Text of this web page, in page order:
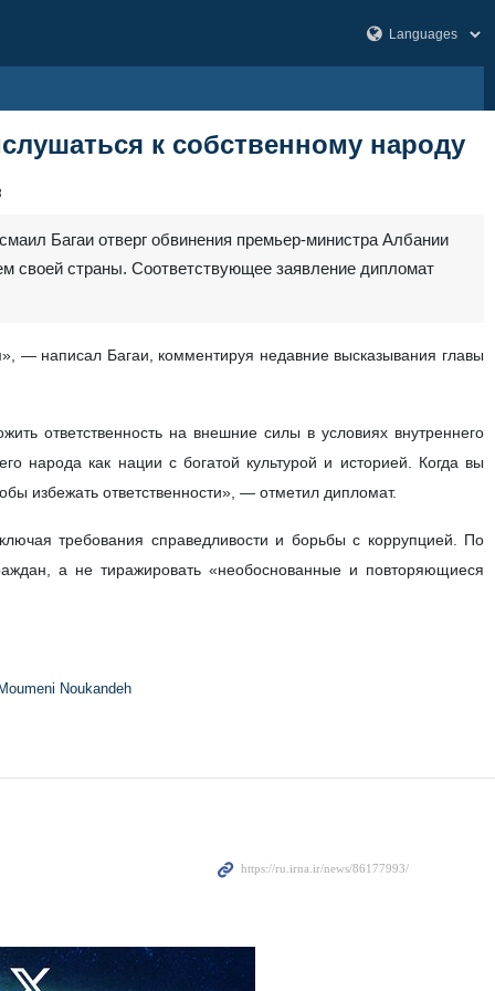
к собственному народу
Багаи отверг обвинения премьер-министра Албании
своей страны. Соответствующее заявление дипломат
— написал Багаи, комментируя недавние высказывания главы
ответственность на внешние силы в условиях внутреннего
народа как нации с богатой культурой и историей. Когда вы
избежать ответственности», — отметил дипломат.
требования справедливости и борьбы с коррупцией. По
а не тиражировать «необоснованные и повторяющиеся
Noukandeh